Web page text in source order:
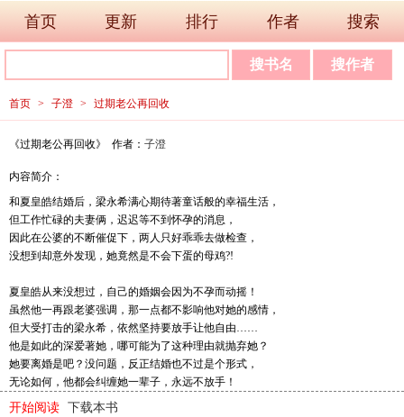
首页 更新 排行 作者 搜索
首页 > 子澄 > 过期老公再回收
《过期老公再回收》 作者： 子澄
内容简介：
和夏皇皓结婚后，梁永希满心期待著童话般的幸福生活，
但工作忙碌的夫妻俩，迟迟等不到怀孕的消息，
因此在公婆的不断催促下，两人只好乖乖去做检查，
没想到却意外发现，她竟然是不会下蛋的母鸡?!
夏皇皓从来没想过，自己的婚姻会因为不孕而动摇！
虽然他一再跟老婆强调，那一点都不影响他对她的感情，
但大受打击的梁永希，依然坚持要放手让他自由……
他是如此的深爱著她，哪可能为了这种理由就抛弃她？
她要离婚是吧？没问题，反正结婚也不过是个形式，
无论如何，他都会纠缠她一辈子，永远不放手！
开始阅读 下载本书